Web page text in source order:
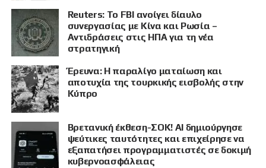
Reuters: Το FBI ανοίγει δίαυλο
συνεργασίας με Κίνα και Ρωσία –
Αντιδράσεις στις ΗΠΑ για τη νέα
στρατηγική
Έρευνα: Η παραλίγο ματαίωση και
αποτυχία της τουρκικής εισβολής στην
Κύπρο
Βρετανική έκθεση-ΣΟΚ! AI δημιούργησε
ψεύτικες ταυτότητες και επιχείρησε να
εξαπατήσει προγραμματιστές σε δοκιμή
κυβερνοασφάλειας